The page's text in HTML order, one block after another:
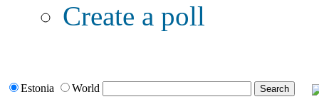
Create a poll
Estonia World